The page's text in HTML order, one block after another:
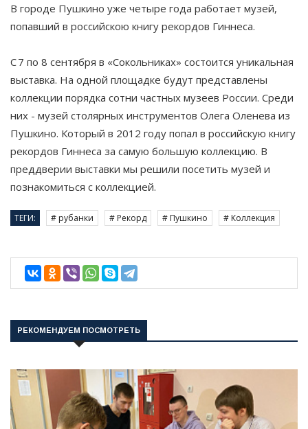
В городе Пушкино уже четыре года работает музей,
попавший в российскою книгу рекордов Гиннеса.
С 7 по 8 сентября в «Сокольниках» состоится уникальная
выставка. На одной площадке будут представлены
коллекции порядка сотни частных музеев России. Среди
них - музей столярных инструментов Олега Оленева из
Пушкино. Который в 2012 году попал в российскую книгу
рекордов Гиннеса за самую большую коллекцию. В
преддверии выставки мы решили посетить музей и
познакомиться с коллекцией.
ТЕГИ: # рубанки # Рекорд # Пушкино # Коллекция
РЕКОМЕНДУЕМ ПОСМОТРЕТЬ